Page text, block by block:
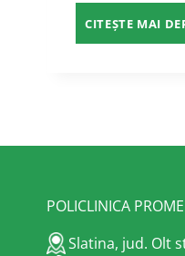
CITEȘTE MAI
POLICLINICA
Slatina, jud. Olt